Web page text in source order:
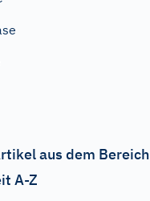
aus dem Bereich
A-Z